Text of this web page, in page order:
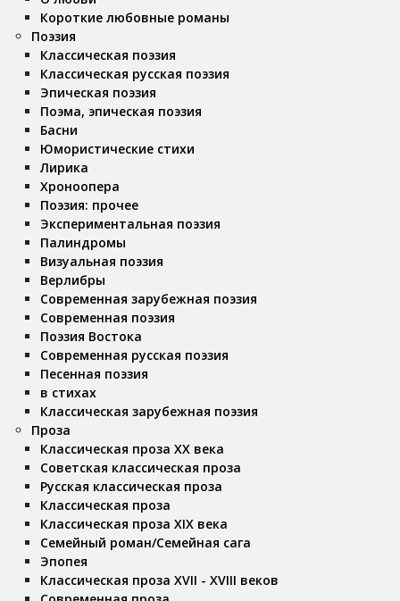
Короткие любовные романы
Поэзия
Классическая поэзия
Классическая русская поэзия
Эпическая поэзия
Поэма, эпическая поэзия
Басни
Юмористические стихи
Лирика
Хроноопера
Поэзия: прочее
Экспериментальная поэзия
Палиндромы
Визуальная поэзия
Верлибры
Современная зарубежная поэзия
Современная поэзия
Поэзия Востока
Современная русская поэзия
Песенная поэзия
в стихах
Классическая зарубежная поэзия
Проза
Классическая проза ХX века
Советская классическая проза
Русская классическая проза
Классическая проза
Классическая проза ХIX века
Семейный роман/Семейная сага
Эпопея
Классическая проза XVII - XVIII веков